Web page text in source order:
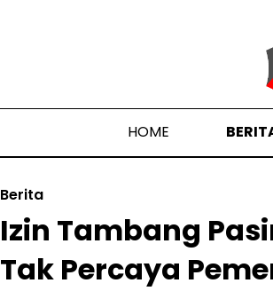
HOME
Berita
Izin Tambang
Tak Percaya